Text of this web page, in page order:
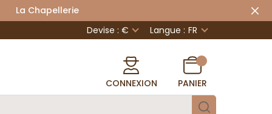
Chapellerie
Devise : €
Langue : FR
CONNEXION PANIER